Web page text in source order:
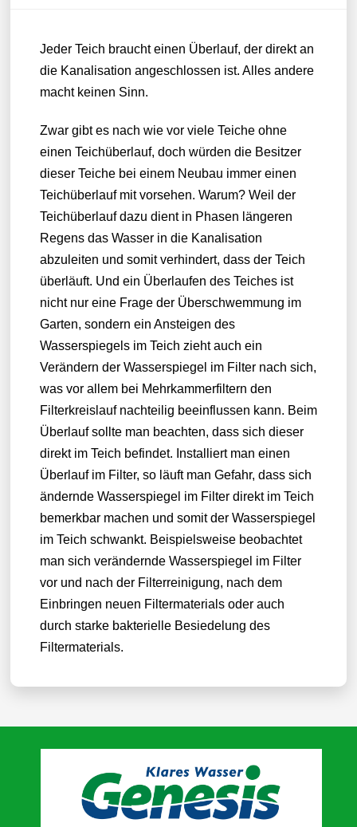
Jeder Teich braucht einen Überlauf, der direkt an
die Kanalisation angeschlossen ist. Alles andere
macht keinen Sinn.
Zwar gibt es nach wie vor viele Teiche ohne
einen Teichüberlauf, doch würden die Besitzer
dieser Teiche bei einem Neubau immer einen
Teichüberlauf mit vorsehen. Warum? Weil der
Teichüberlauf dazu dient in Phasen längeren
Regens das Wasser in die Kanalisation
abzuleiten und somit verhindert, dass der Teich
überläuft. Und ein Überlaufen des Teiches ist
nicht nur eine Frage der Überschwemmung im
Garten, sondern ein Ansteigen des
Wasserspiegels im Teich zieht auch ein
Verändern der Wasserspiegel im Filter nach sich,
was vor allem bei Mehrkammerfiltern den
Filterkreislauf nachteilig beeinflussen kann. Beim
Überlauf sollte man beachten, dass sich dieser
direkt im Teich befindet. Installiert man einen
Überlauf im Filter, so läuft man Gefahr, dass sich
ändernde Wasserspiegel im Filter direkt im Teich
bemerkbar machen und somit der Wasserspiegel
im Teich schwankt. Beispielsweise beobachtet
man sich verändernde Wasserspiegel im Filter
vor und nach der Filterreinigung, nach dem
Einbringen neuen Filtermaterials oder auch
durch starke bakterielle Besiedelung des
Filtermaterials.